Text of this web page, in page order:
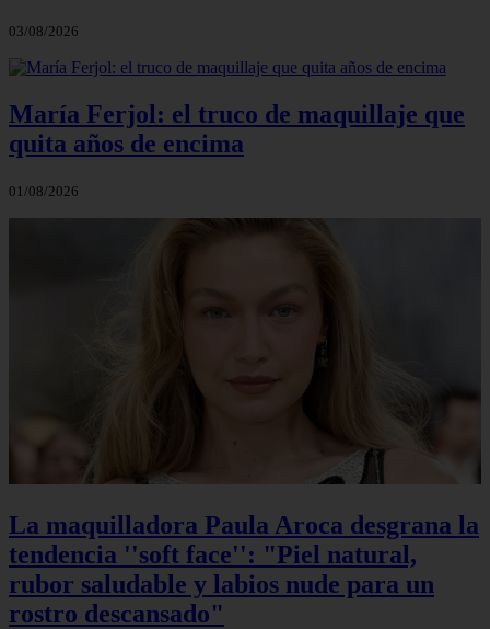
03/08/2026
María Ferjol: el truco de maquillaje que
quita años de encima
01/08/2026
La maquilladora Paula Aroca desgrana la
tendencia ''soft face'': "Piel natural,
rubor saludable y labios nude para un
rostro descansado"